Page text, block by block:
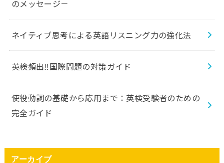
のメッセージ－
ネイティブ思考による英語リスニング力の強化法
英検頻出‼️国際問題の対策ガイド
使役動詞の基礎から応用まで：英検受験者のための
完全ガイド
アーカイブ